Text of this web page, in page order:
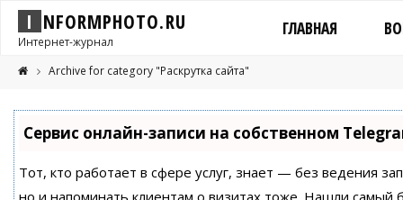
I NFORMPHOTO.RU
Интернет-журнал
ГЛАВНАЯ
Archive for category "Раскрутка сайта"
Сервис онлайн-записи на собственном
Тот, кто работает в сфере услуг, знает — без ведения